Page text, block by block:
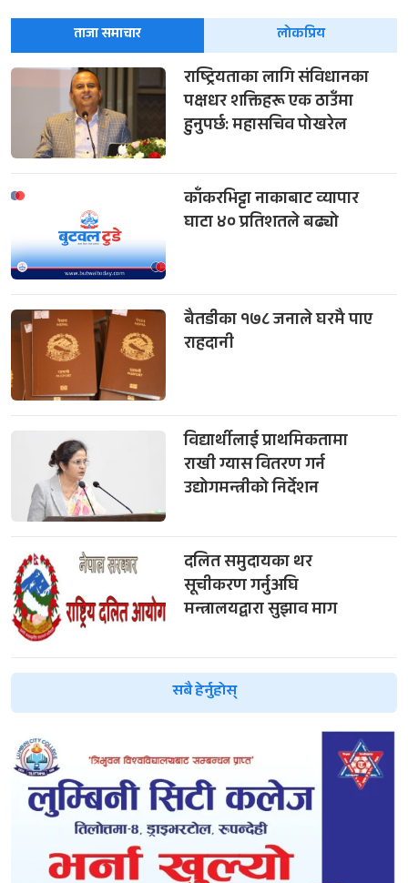
ताजा समाचार लोकप्रिय
राष्ट्रियताका लागि संविधानका
पक्षधर शक्तिहरू एक ठाउँमा
हुनुपर्छ: महासचिव पोखरेल
काँकरभिट्टा नाकाबाट व्यापार
घाटा ४० प्रतिशतले बढ्यो
बैतडीका १७८ जनाले घरमै पाए
राहदानी
विद्यार्थीलाई प्राथमिकतामा
राखी ग्यास वितरण गर्न
उद्योगमन्त्रीको निर्देशन
दलित समुदायका थर
सूचीकरण गर्नुअघि
मन्त्रालयद्वारा सुझाव माग
सबै हेर्नुहोस्